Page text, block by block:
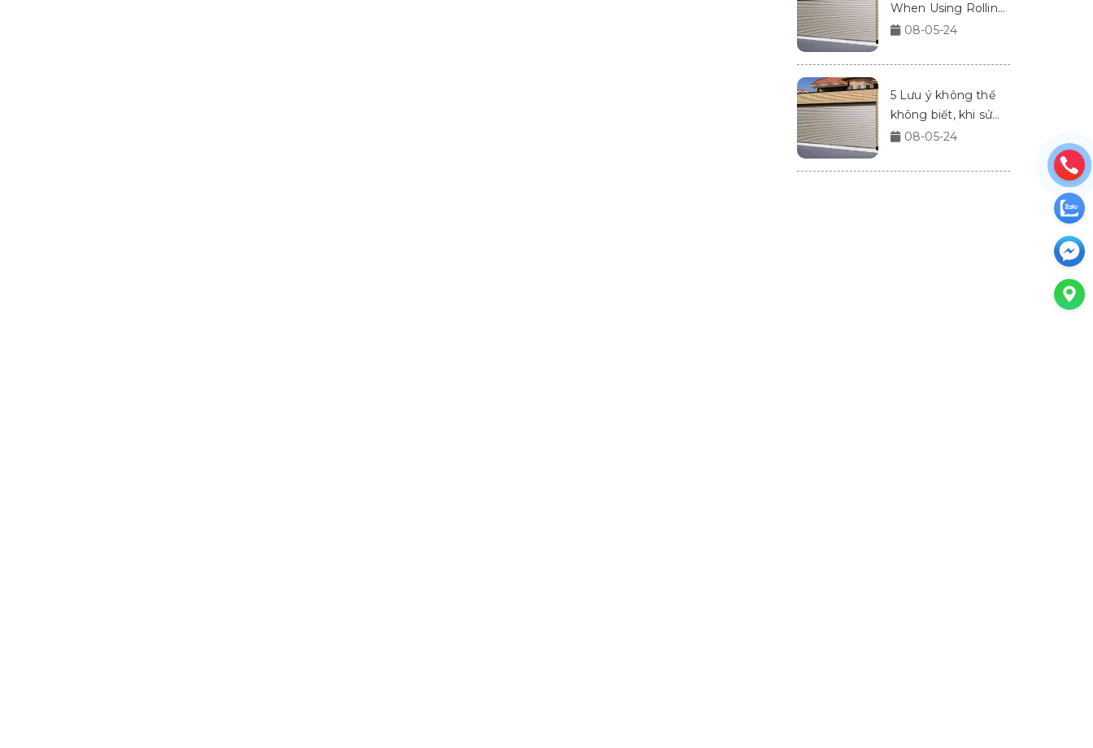
08-05-24
When Using Rolling
Doors
08-05-24
5 Lưu ý không thể
không biết, khi sử
dụng cửa cuốn